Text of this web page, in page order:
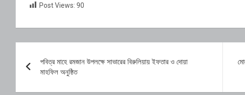
Post Views: 90
navigation
পবিত্র মাহে রমজান উপলক্ষে সাভারের বিরুলিয়ায় ইফতার ও দোয়া
মাহফিল অনুষ্ঠিত